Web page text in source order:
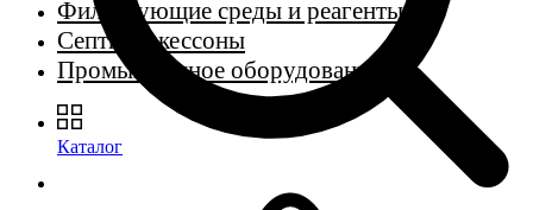
Фильтрующие среды и реагенты
Септики, кессоны
Промышленное оборудование
Каталог